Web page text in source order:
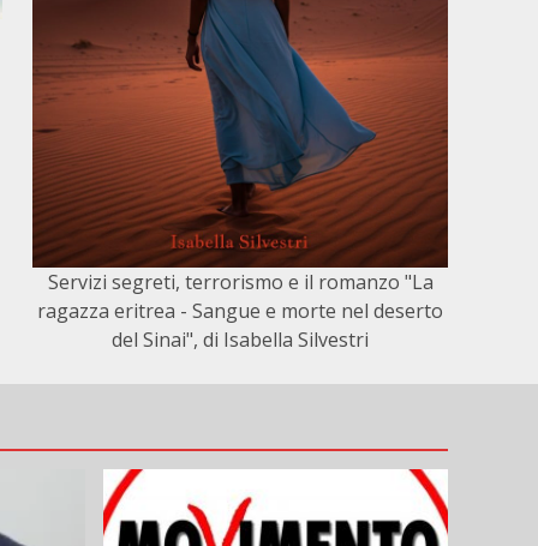
Servizi segreti, terrorismo e il romanzo "La
ragazza eritrea - Sangue e morte nel deserto
del Sinai", di Isabella Silvestri